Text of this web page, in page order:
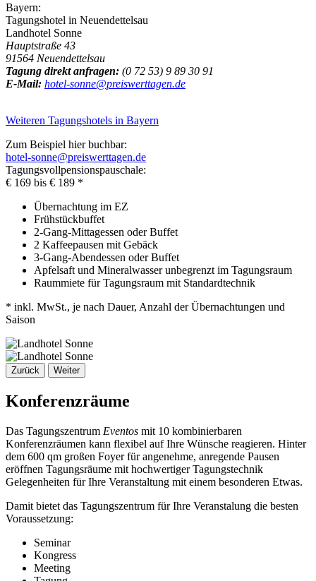
Bayern:
Tagungshotel in Neuendettelsau
Landhotel Sonne
Hauptstraße 43
91564 Neuendettelsau
Tagung direkt anfragen: (0 72 53) 9 89 30 91
E-Mail: hotel-sonne@preiswerttagen.de
Weiteren Tagungshotels in Bayern
Zum Beispiel hier buchbar:
hotel-sonne@preiswerttagen.de
Tagungsvollpensionspauschale:
€ 169 bis € 189 *
Übernachtung im EZ
Frühstückbuffet
2-Gang-Mittagessen oder Buffet
2 Kaffeepausen mit Gebäck
3-Gang-Abendessen oder Buffet
Apfelsaft und Mineralwasser unbegrenzt im Tagungsraum
Raummiete für Tagungsraum mit Standardtechnik
* inkl. MwSt., je nach Dauer, Anzahl der Übernachtungen und
Saison
Zurück Weiter
Konferenzräume
Das Tagungszentrum Eventos mit 10 kombinierbaren
Konferenzräumen kann flexibel auf Ihre Wünsche reagieren. Hinter
dem 600 qm großen Foyer für angenehme, anregende Pausen
eröffnen Tagungsräume mit hochwertiger Tagungstechnik
Gelegenheiten für Ihre Veranstaltung mit einem besonderen Etwas.
Damit bietet das Tagungszentrum für Ihre Veranstalung die besten
Voraussetzung:
Seminar
Kongress
Meeting